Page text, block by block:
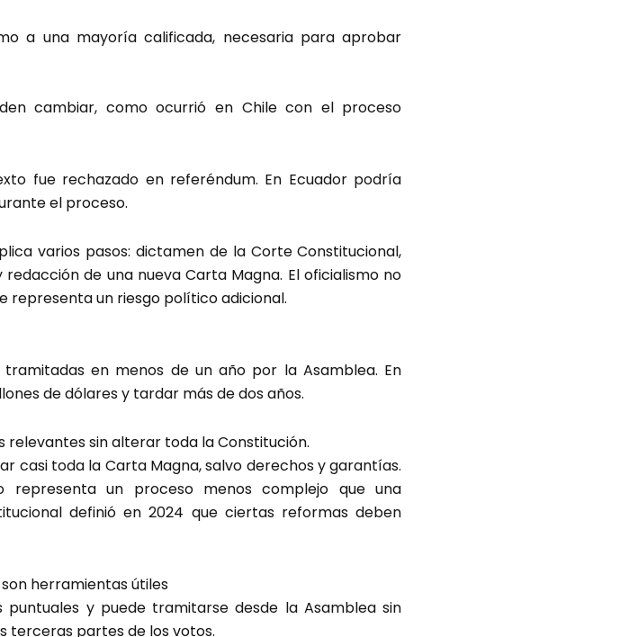
a una mayoría calificada, necesaria para aprobar
cambiar, como ocurrió en Chile con el proceso
fue rechazado en referéndum. En Ecuador podría
el proceso.
varios pasos: dictamen de la Corte Constitucional,
de una nueva Carta Magna. El oficialismo no
representa un riesgo político adicional.
en menos de un año por la Asamblea. En
de dólares y tardar más de dos años.
sin alterar toda la Constitución.
casi toda la Carta Magna, salvo derechos y garantías.
representa un proceso menos complejo que una
definió en 2024 que ciertas reformas deben
herramientas útiles
y puede tramitarse desde la Asamblea sin
terceras partes de los votos.